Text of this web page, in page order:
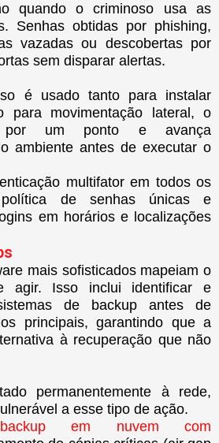
quando o criminoso usa as
Senhas obtidas por phishing,
vazadas ou descobertas por
sem disparar alertas.
é usado tanto para instalar
para movimentação lateral, o
por um ponto e avança
ambiente antes de executar o
multifator em todos os
de senhas únicas e
em horários e localizações
mais sofisticados mapeiam o
agir. Isso inclui identificar e
de backup antes de
principais, garantindo que a
à recuperação que não
permanentemente à rede,
a esse tipo de ação.
em nuvem com